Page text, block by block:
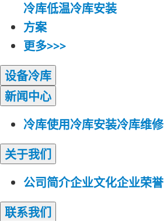
冷库低温冷库安装
方案
更多>>>
设备冷库
新闻中心
冷库使用冷库安装冷库维修
关于我们
公司简介企业文化企业荣誉
联系我们